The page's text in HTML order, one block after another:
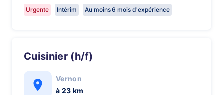
Urgente Intérim Au moins 6 mois d'expérience
Cuisinier (h/f)
Vernon
à 23 km